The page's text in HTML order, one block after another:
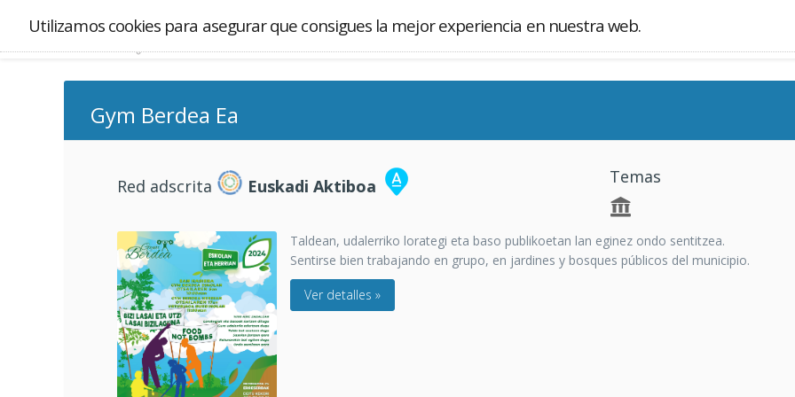
Utilizamos cookies para asegurar que consigues la mejor experiencia en nuestra web.
Gym Berdea Ea
Red adscrita Euskadi Aktiboa Temas
Taldean, udalerriko lorategi eta baso publikoetan lan eginez ondo sentitzea.
Sentirse bien trabajando en grupo, en jardines y bosques públicos del municipio.
Ver detalles »